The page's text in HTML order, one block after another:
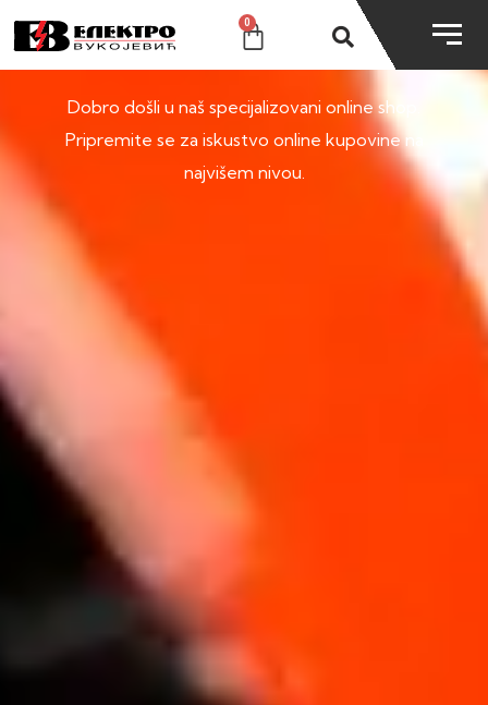
0
SHOP
Dobro došli u naš specijalizovani online shop.
Pripremite se za iskustvo online kupovine na
najvišem nivou.